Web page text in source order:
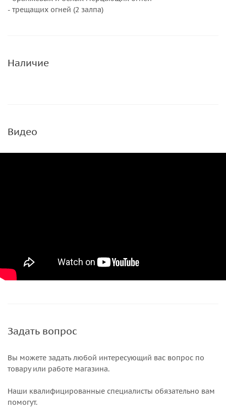
- трещащих огней (2 залпа)
Наличие
Видео
Задать вопрос
Вы можете задать любой интересующий вас вопрос по
товару или работе магазина.
Наши квалифицированные специалисты обязательно вам
помогут.